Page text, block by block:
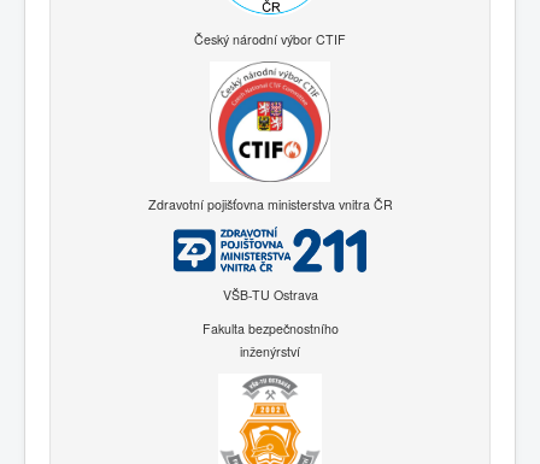
Český národní výbor CTIF
Zdravotní pojišťovna ministerstva vnitra ČR
VŠB-TU Ostrava
Fakulta bezpečnostního
inženýrství